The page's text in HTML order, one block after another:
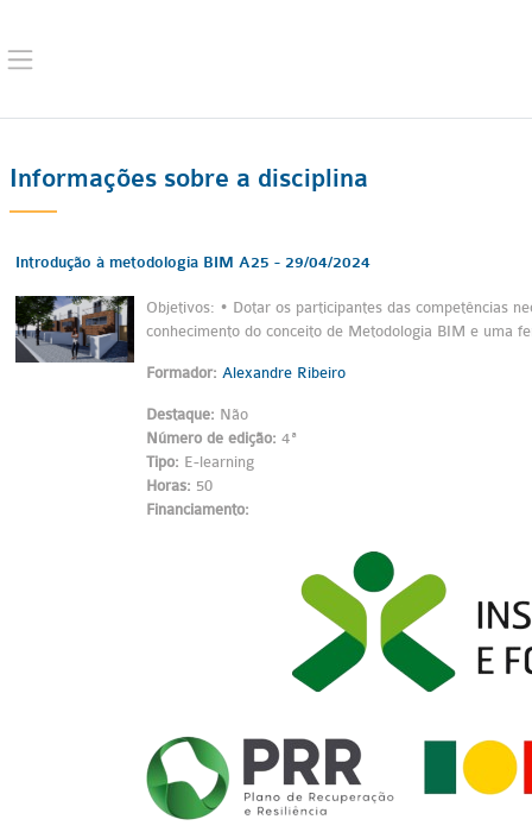
Informações sobre a disciplina
Introdução à metodologia BIM A25 - 29/04/2024
Objetivos: • Dotar os participantes das competências
conhecimento do conceito de Metodologia BIM e uma
Formador: Alexandre Ribeiro
Destaque: Não
Número de edição: 4ª
Tipo: E-learning
Horas: 50
Financiamento: